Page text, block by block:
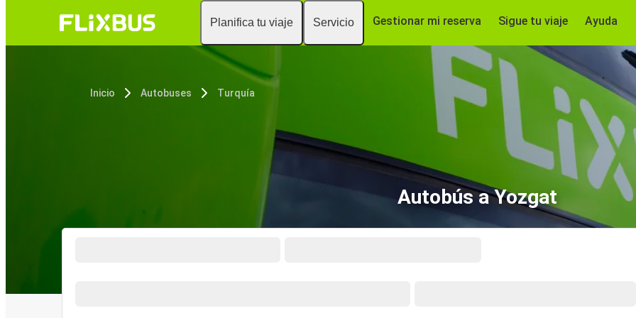
Planifica tu viaje Servicio Gestionar mi reserva Sigue tu viaje Ayuda
Inicio Autobuses Turquía
Autobús a Yozgat